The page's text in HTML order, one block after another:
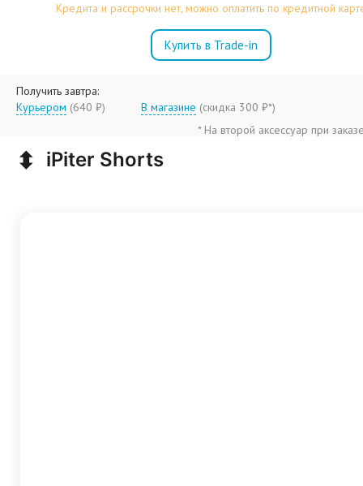
Кредита и рассрочки нет, можно оплатить по кредитной
Купить в Trade-in
Получить завтра:
Курьером (640 ₽) В магазине (скидка 300 ₽*)
* На второй аксессуар при
⬍ iPiter Shorts